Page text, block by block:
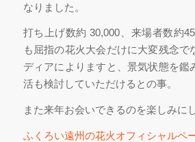
なりました。
打ち上げ数約 30,000、来場者数約
も屈指の花火大会だけに大変残念で
ディアによりますと、景気状態を鑑
活も検討していただけるとの事。
また来年お会いできるのを楽しみに
ふくろい遠州の花火オフィシャルペ